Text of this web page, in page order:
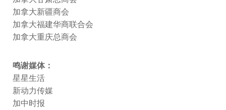
加拿大新疆商会
加拿大福建华商联合会
加拿大重庆总商会
鸣谢媒体：
星星生活
新动力传媒
加中时报